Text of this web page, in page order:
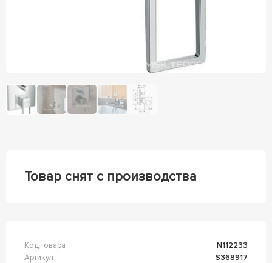
Товар снят с производства
Код товара
n112233
Артикул
s368917